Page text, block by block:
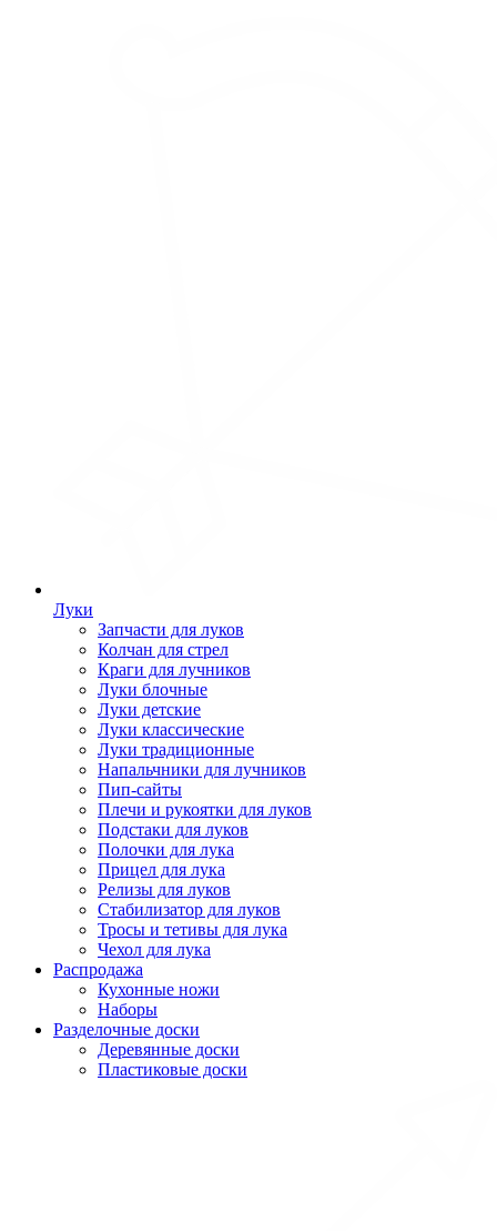
Луки
Запчасти для луков
Колчан для стрел
Краги для лучников
Луки блочные
Луки детские
Луки классические
Луки традиционные
Напальчники для лучников
Пип-сайты
Плечи и рукоятки для луков
Подстаки для луков
Полочки для лука
Прицел для лука
Релизы для луков
Стабилизатор для луков
Тросы и тетивы для лука
Чехол для лука
Распродажа
Кухонные ножи
Наборы
Разделочные доски
Деревянные доски
Пластиковые доски